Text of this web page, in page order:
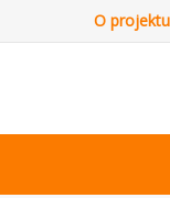
O projektu